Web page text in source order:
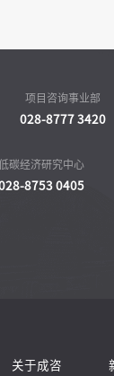
项目咨询事业部
028-8777 3420
碳经济研究中心
8753 0405
关于成咨